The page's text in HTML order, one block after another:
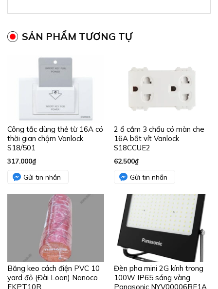
SẢN PHẨM TƯƠNG TỰ
Công tắc dùng thẻ từ 16A có
thời gian chậm Vanlock
S18/501
317.000₫
Gửi tin nhắn
2 ổ cắm 3 chấu có màn che
16A bắt vít Vanlock
S18CCUE2
62.500₫
Gửi tin nhắn
Băng keo cách điện PVC 10
yard đỏ (Đài Loan) Nanoco
FKPT10R
Đèn pha mini 2G kính trong
100W IP65 sáng vàng
Panasonic NYV00006BE1A